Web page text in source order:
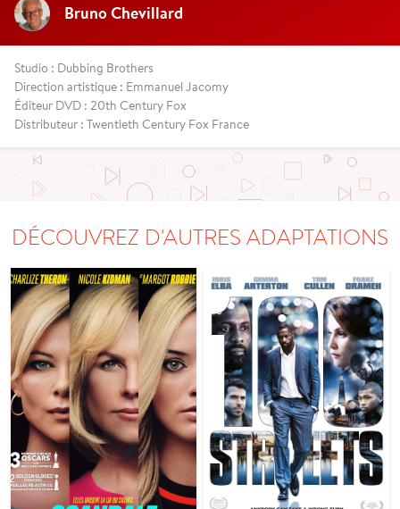
Bruno Chevillard
Studio : Dubbing Brothers
Direction artistique : Emmanuel Jacomy
Éditeur DVD : 20th Century Fox
Distributeur : Twentieth Century Fox France
DÉCOUVREZ D'AUTRES ADAPTATIONS